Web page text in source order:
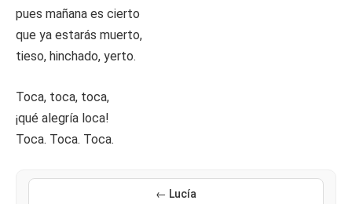
pues mañana es cierto
que ya estarás muerto,
tieso, hinchado, yerto.
Toca, toca, toca,
¡qué alegría loca!
Toca. Toca. Toca.
← Lucía